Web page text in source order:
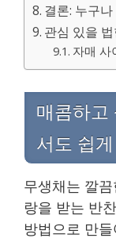
결론: 누구
관심 있을
자매 사
매콤하고
서도 쉽
무생채는 깔
랑을 받는 반
방법으로 만